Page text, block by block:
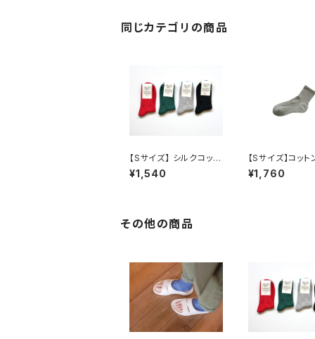
同じカテゴリの商品
【Sサイズ】 シルクコット
ン天竺ソックス / NISHI
GUCHI KUTSUSHIT
¥1,540
【Sサイズ】コッ
ミヤウォークソッ
NISHIGUCHI
¥1,760
その他の商品